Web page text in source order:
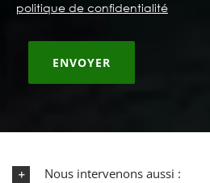
politique de confidentialité
Nous intervenons aussi :